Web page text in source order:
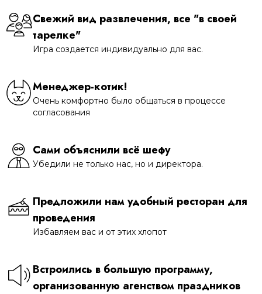
Свежий вид развлечения, все "в своей
тарелке"
Игра создается индивидуально для вас.
Менеджер-котик!
Очень комфортно было общаться в процессе
согласования
Сами объяснили всё шефу
Убедили не только нас, но и директора.
Предложили нам удобный ресторан для
проведения
Избавляем вас и от этих хлопот
Встроились в большую программу,
организованную агенством праздников